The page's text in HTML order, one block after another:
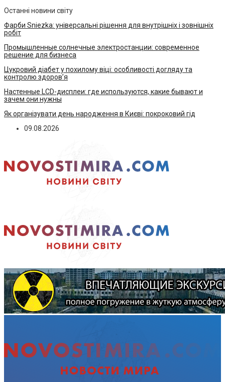
Останні новини світу
Фарби Sniezka: універсальні рішення для внутрішніх і зовнішніх
робіт
Промышленные солнечные электростанции: современное
решение для бизнеса
Цукровий діабет у похилому віці: особливості догляду та
контролю здоров’я
Настенные LCD-дисплеи: где используются, какие бывают и
зачем они нужны
Як організувати день народження в Києві: покроковий гід
09.08.2026